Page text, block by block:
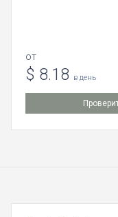
от
$ 8.18 в день